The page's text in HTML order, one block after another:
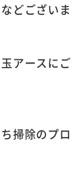
どございま
アースにご
掃除のプロ